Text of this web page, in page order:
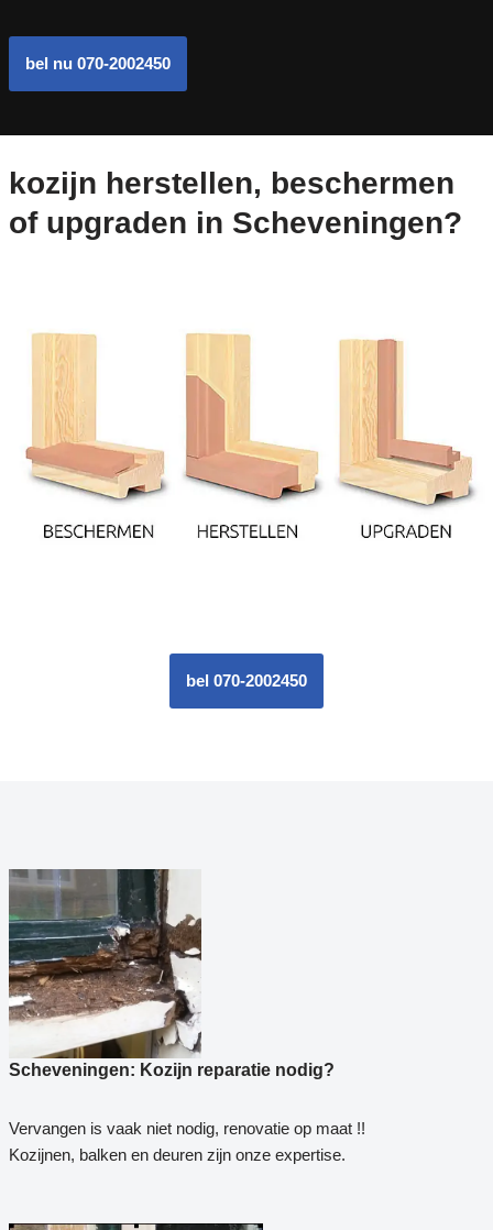
bel nu 070-2002450
kozijn herstellen, beschermen
of upgraden in Scheveningen?
bel 070-2002450
Scheveningen: Kozijn reparatie nodig?
Vervangen is vaak niet nodig, renovatie op maat !!
Kozijnen, balken en deuren zijn onze expertise.